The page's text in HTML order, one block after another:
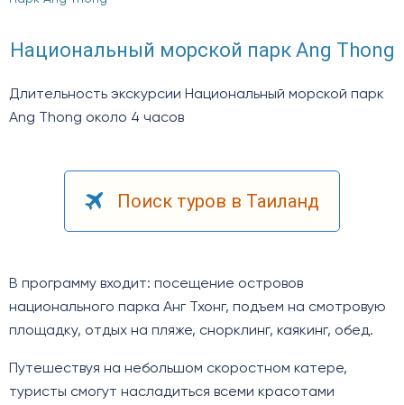
Национальный морской парк Ang Thong
Длительность экскурсии Национальный морской парк
Ang Thong около 4 часов
Поиск туров в Таиланд
В программу входит: посещение островов
национального парка Анг Тхонг, подъем на смотровую
площадку, отдых на пляже, снорклинг, каякинг, обед.
Путешествуя на небольшом скоростном катере,
туристы смогут насладиться всеми красотами